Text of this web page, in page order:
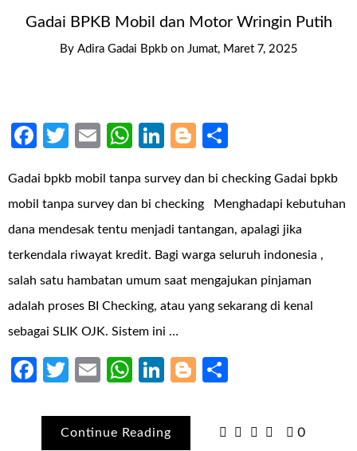
Gadai BPKB Mobil dan Motor Wringin Putih
By Adira Gadai Bpkb on Jumat, Maret 7, 2025
Facebook
Twitter
EmailWhatsApp
LinkedIn
Blogger
Gadai bpkb mobil tanpa survey dan bi checking Gadai bpkb
mobil tanpa survey dan bi checking Menghadapi kebutuhan
dana mendesak tentu menjadi tantangan, apalagi jika
terkendala riwayat kredit. Bagi warga seluruh indonesia ,
salah satu hambatan umum saat mengajukan pinjaman
adalah proses BI Checking, atau yang sekarang di kenal
sebagai SLIK OJK. Sistem ini …
Facebook
Twitter
EmailWhatsApp
LinkedIn
Blogger
Continue Reading 0